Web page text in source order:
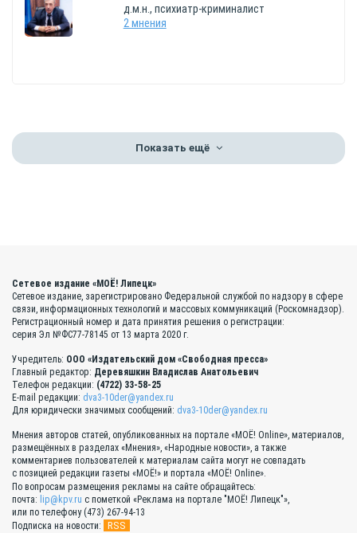
д.м.н., психиатр-криминалист
2 мнения
Показать ещё
Сетевое издание «МОЁ! Липецк»
Сетевое издание, зарегистрировано Федеральной службой по надзору в сфере
связи, информационных технологий и массовых коммуникаций (Роскомнадзор).
Регистрационный номер и дата принятия решения о регистрации:
серия Эл №ФС77-78145 от 13 марта 2020 г.
Учредитель: ООО «Издательский дом «Свободная пресса»
Главный редактор: Деревяшкин Владислав Анатольевич
Телефон редакции: (4722) 33-58-25
E-mail редакции: dva3-10der@yandex.ru
Для юридически значимых сообщений: dva3-10der@yandex.ru
Мнения авторов статей, опубликованных на портале «МОЁ! Online», материалов,
размещённых в разделах «Мнения», «Народные новости», а также
комментариев пользователей к материалам сайта могут не совпадать
с позицией редакции газеты «МОЁ!» и портала «МОЁ! Online».
По вопросам размещения рекламы на сайте обращайтесь:
почта: lip@kpv.ru с пометкой «Реклама на портале "МОЁ! Липецк"»,
или по телефону (473) 267-94-13
Подписка на новости:
RSS